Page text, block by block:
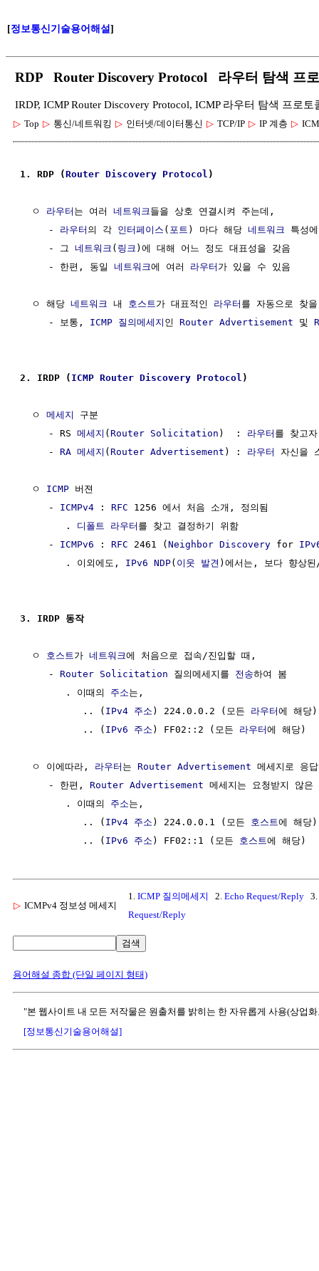
[정보통신기술용어해설]
RDP Router Discovery Protocol 라우터 탐색 프
IRDP, ICMP Router Discovery Protocol, ICMP 라우터 탐색 프로
▷ Top ▷ 통신/네트워킹 ▷ 인터넷/데이터통신 ▷ TCP/IP ▷ IP 계층 ▷
1. RDP (Router Discovery Protocol )
  ㅇ
라우터 는 여러 네트워크 들을 상호 연결시켜 주는데,
     -
라우터 의 각 인터페이스 ( 포트 ) 마다 해당 네트워크
특성
     - 그
네트워크 ( 링크 )에 대해 어느 정도 대표성을 갖음
     - 한편, 동일
네트워크에 여러 라우터 가 있을 수 있음
  ㅇ 해당
네트워크 내 호스트 가 대표적인 라우터 를 자동으로 찾
     - 보통,
ICMP 질의메세지 인 Router Advertisement 및
2. IRDP ( ICMP Router Discovery Protocol )
  ㅇ
메세지
구분
     - RS
메세지 (Router Solicitation )  : 라우터 를 찾고
     -
RA 메세지 (Router Advertisement ) : 라우터 자신을
  ㅇ
ICMP 버젼
     -
ICMPv4 : RFC 1256 에서 처음 소개, 정의됨
        .
디폴트 라우터 를 찾고 결정하기 위함
     -
ICMPv6 : RFC 2461 (Neighbor Discovery for
        . 이외에도,
IPv6 NDP( 이웃 발견 )에서는, 보다 향상된
3. IRDP 동작
  ㅇ
호스트 가 네트워크에 처음으로 접속/진입할 때,
     -
Router Solicitation 질의메세지를 전송하여 봄
        . 이때의
주소는,
           .. (
IPv4 주소 ) 224.0.0.2 (모든 라우터에 해당)
           .. (
IPv6 주소 ) FF02::2 (모든 라우터에 해당)
  ㅇ 이에따라,
라우터 는 Router Advertisement 메세지로 응답
     - 한편,
Router Advertisement 메세지는 요청받지 않
        . 이때의
주소는,
           .. (
IPv4 주소 ) 224.0.0.1 (모든 호스트에 해당)
           .. (
IPv6 주소 ) FF02::1 (모든 호스트
▷ ICMPv4 정보성 메세지
1. ICMP 질의메세지 2. Echo Request/Reply 3.
Request/Reply
검색
용어해설 종합 (단일 페이지 형태)
"본 웹사이트 내 모든 저작물은 원출처를 밝히는 한 자유롭게 사용(상업
[정보통신기술용어해설]